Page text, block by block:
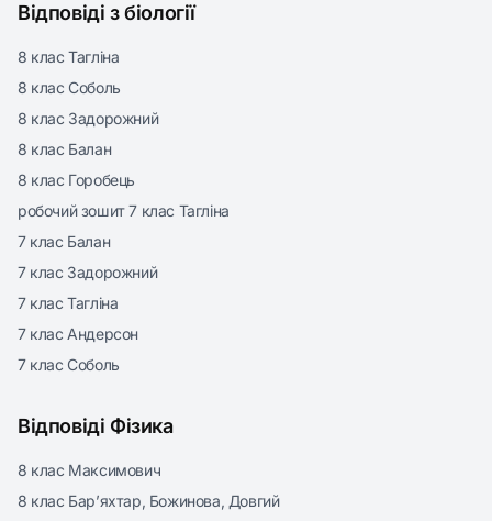
Відповіді з біології
8 клас Тагліна
8 клас Соболь
8 клас Задорожний
8 клас Балан
8 клас Горобець
робочий зошит 7 клас Тагліна
7 клас Балан
7 клас Задорожний
7 клас Тагліна
7 клас Андерсон
7 клас Соболь
Відповіді Фізика
8 клас Максимович
8 клас Бар’яхтар, Божинова, Довгий